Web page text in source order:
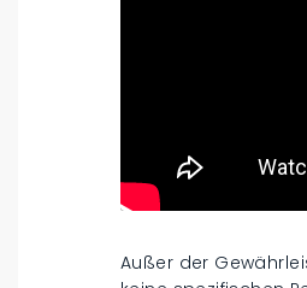
Außer der